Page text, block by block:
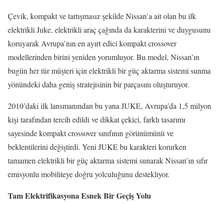
Çevik, kompakt ve tartışmasız şekilde Nissan’a ait olan bu ilk
elektrikli Juke, elektrikli araç çağında da karakterini ve duygusunu
koruyarak Avrupa’nın en ayırt edici kompakt crossover
modellerinden birini yeniden yorumluyor. Bu model, Nissan’ın
bugün her tür müşteri için elektrikli bir güç aktarma sistemi sunma
yönündeki daha geniş stratejisinin bir parçasını oluşturuyor.
2010’daki ilk lansmanından bu yana JUKE, Avrupa’da 1,5 milyon
kişi tarafından tercih edildi ve dikkat çekici, farklı tasarımı
sayesinde kompakt crossover sınıfının görünümünü ve
beklentilerini değiştirdi. Yeni JUKE bu karakteri korurken
tamamen elektrikli bir güç aktarma sistemi sunarak Nissan’ın sıfır
emisyonlu mobiliteye doğru yolculuğunu destekliyor.
Tam Elektrifikasyona Esnek Bir Geçiş Yolu